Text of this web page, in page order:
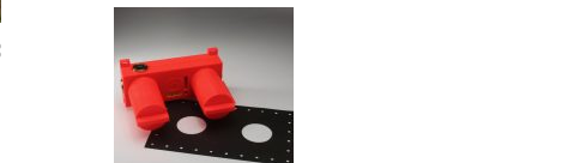
installazione